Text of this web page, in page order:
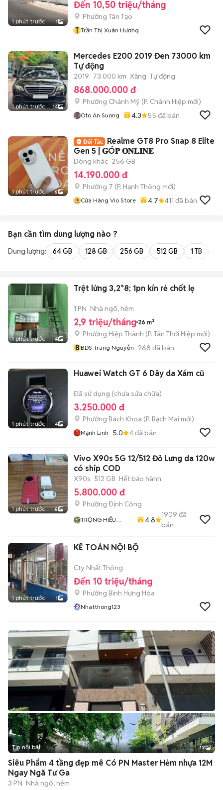
1 phút trước 1
Đến 10,50 triệu/tháng
Phường Tân Tạo
T Trần Thị Xuân Hương
1 phút trước 14
Mercedes E200 2019 Đen 73000 km
Tự động
2019 73.000 km Xăng Tự động
868.000.000 đ
Phường Chánh Mỹ (P. Chánh Hiệp mới)
Oto An Suong 4.3 55 đã bán
1 phút trước 6
Realme GT8 Pro Snap 8 Elite
Gen 5 | 𝐆Ó𝐏 𝐎𝐍𝐋𝐈𝐍𝐄
Dòng khác 256 GB
14.190.000 đ
Phường 7 (P. Hạnh Thông mới)
Cửa Hàng Vio Store 4.7 411 đã bán
Bạn cần tìm dung lượng nào ?
Dung lượng: 64 GB 128 GB 256 GB 512 GB 1 TB
1 phút trước 4
Trệt lửng 3,2*8; 1pn kín rẻ chốt lẹ
1 PN Nhà ngõ, hẻm
2,9 triệu/tháng 26 m²
Phường Hiệp Thành (P. Tân Thới Hiệp mới)
BBDS Trang Nguyễn 268 đã bán
1 phút trước 4
Huawei Watch GT 6 Dây da Xám cũ
Đã sử dụng (chưa sửa chữa)
3.250.000 đ
Phường Bách Khoa (P. Bạch Mai mới)
Mạnh Linh 5.0 4đã bán
1 phút trước 6
Vivo X90s 5G 12/512 Đỏ Lưng da 120w
có ship COD
X90s 512 GB Hết bảo hành
5.800.000 đ
Phường Định Công
TRỌNG HIẾU
4.8
1909 đã
bán
1 phút trước 1
KẾ TOÁN NỘI BỘ
Cty Nhất Thông
Đến 10 triệu/tháng
Phường Bình Hưng Hòa
Nhatthong123
+2
Tin nổi bật 12
Siêu Phẩm 4 tầng đẹp mê Có PN Master Hẻm nhựa 12M
Ngay Ngã Tư Ga
3 PN Nhà ngõ, hẻm